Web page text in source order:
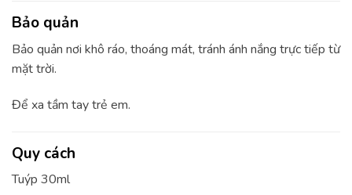
Bảo quản
Bảo quản nơi khô ráo, thoáng mát, tránh ánh nắng trực tiếp từ
mặt trời.
Để xa tầm tay trẻ em.
Quy cách
Tuýp 30ml